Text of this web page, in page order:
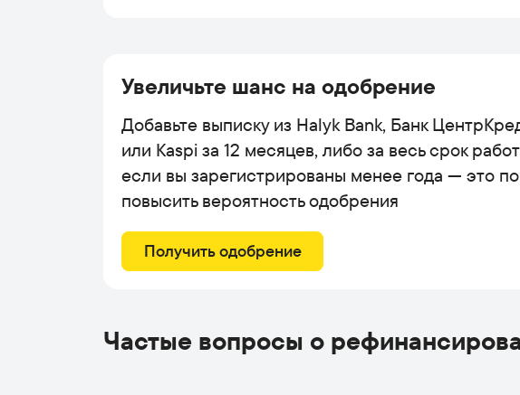
Увеличьте шанс на одобрение
Добавьте выписку из Halyk Bank, Банк
или Kaspi за 12 месяцев, либо за весь срок
если вы зарегистрированы менее года — это
повысить вероятность одобрения
Получить одобрение
Частые вопросы о